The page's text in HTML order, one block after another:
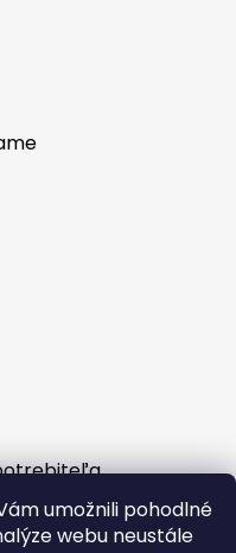
umožnili pohodlné
webu neustále
zmluvy